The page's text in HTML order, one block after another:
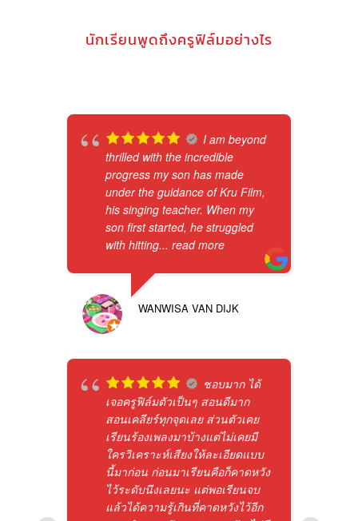
นักเรียนพูดถึงครูฟิล์มอย่างไร
I am beyond
thrilled with the incredible
progress my son has made
under the guidance of Kru Film,
his singing teacher. When my
son first started, he struggled
with hitting... read more
WANWISA VAN DIJK
ชอบมาก ได้
เจอครูฟิล์มตัวเป็นๆ สอนดีมาก
สอนเคลียร์ทุกจุดเลย ส่วนตัวเคย
เรียนร้องเพลงมาบ้างแต่ไม่เคยมี
ใครวิเคราะห์เสียงให้ละเอียดแบบ
นี้มาก่อน ก่อนมาเรียนคือก็คาดหวัง
ไว้ระดับนึงเลยนะ แต่พอเรียนจบ
แล้วได้ความรู้เกินที่คาดหวังไว้อีก